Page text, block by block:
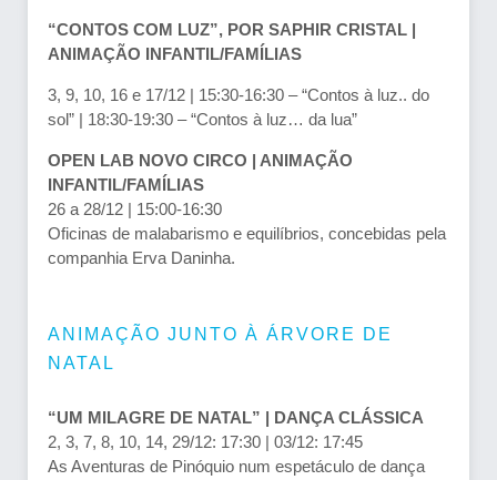
“CONTOS COM LUZ”, POR SAPHIR CRISTAL |
ANIMAÇÃO INFANTIL/FAMÍLIAS
3, 9, 10, 16 e 17/12 | 15:30-16:30 – “Contos à luz.. do
sol” | 18:30-19:30 – “Contos à luz… da lua”
OPEN LAB NOVO CIRCO | ANIMAÇÃO
INFANTIL/FAMÍLIAS
26 a 28/12 | 15:00-16:30
Oficinas de malabarismo e equilíbrios, concebidas pela
companhia Erva Daninha.
ANIMAÇÃO JUNTO À ÁRVORE DE
NATAL
“UM MILAGRE DE NATAL” | DANÇA CLÁSSICA
2, 3, 7, 8, 10, 14, 29/12: 17:30 | 03/12: 17:45
As Aventuras de Pinóquio num espetáculo de dança